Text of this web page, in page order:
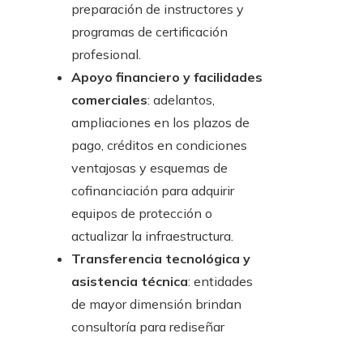
preparación de instructores y
programas de certificación
profesional.
Apoyo financiero y facilidades
comerciales: adelantos,
ampliaciones en los plazos de
pago, créditos en condiciones
ventajosas y esquemas de
cofinanciación para adquirir
equipos de protección o
actualizar la infraestructura.
Transferencia tecnológica y
asistencia técnica: entidades
de mayor dimensión brindan
consultoría para rediseñar